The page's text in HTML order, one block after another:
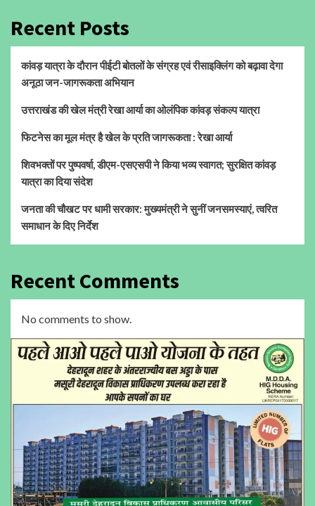
Recent Posts
कांवड़ यात्रा के दौरान पीईटी बोतलों के संग्रह एवं रीसाइक्लिंग को बढ़ावा देगा
अनूठा जन-जागरूकता अभियान
उत्तराखंड की खेल मंत्री रेखा आर्या का ओलंपिक कांवड़ संकल्प यात्रा
फिटनेस का मूल मंत्र है खेल के प्रति जागरूकता : रेखा आर्या
शिवभक्तों पर पुष्पवर्षा, डीएम-एसएसपी ने किया भव्य स्वागत; सुरक्षित कांवड़
यात्रा का दिया संदेश
जनता की चौखट पर धामी सरकार: मुख्यमंत्री ने सुनीं जनसमस्याएं, त्वरित
समाधान के दिए निर्देश
Recent Comments
No comments to show.